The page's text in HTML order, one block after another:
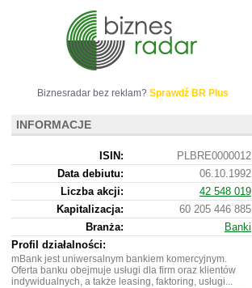
Biznesradar bez reklam? Sprawdź BR Plus
INFORMACJE
ISIN:
PLBRE0000012
Data debiutu:
06.10.1992
Liczba akcji:
42 548 019
Kapitalizacja:
60 205 446 885
Branża:
Banki
Profil działalności:
mBank jest uniwersalnym bankiem komercyjnym.
Oferta banku obejmuje usługi dla firm oraz klientów
indywidualnych, a także leasing, faktoring, usługi...